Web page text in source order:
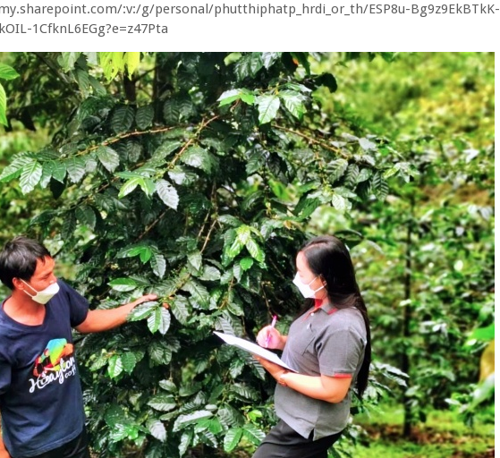
:v:/g/personal/phutthiphatp_hrdi_or_th/ESP8u-Bg9z9EkBTkK-
1CfknL6EGg?e=z47Pta